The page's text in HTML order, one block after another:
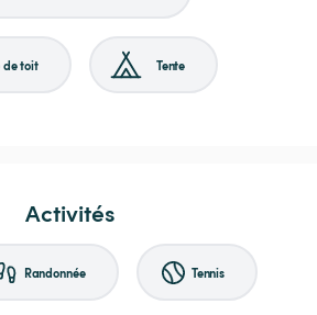
de toit Tente
Activités
Randonnée Tennis